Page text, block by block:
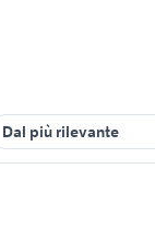
Dal più rilevante